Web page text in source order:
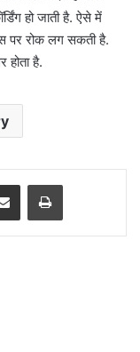
हो जाती है. ऐसे में
पर रोक लग सकती है.
है.
Share via Email Print